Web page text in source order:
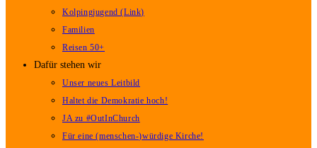
Kolpingjugend (Link)
Familien
Reisen 50+
Dafür stehen wir
Unser neues Leitbild
Haltet die Demokratie hoch!
JA zu #OutInChurch
Für eine (menschen-)würdige Kirche!